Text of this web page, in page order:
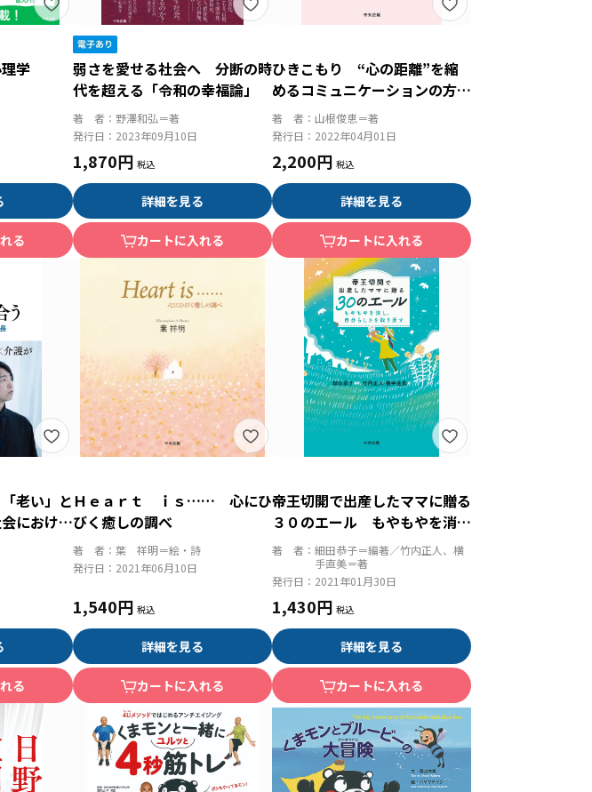
学
る
弱さを愛せる社会へ 分断の時
代を超える「令和の幸福論」
著 者： 野澤和弘＝著
発行日： 2023年09月10日
1,870円
詳細を見る
カートに入れる
ひきこもり “心の距離”を縮
めるコミュニケーションの方
法 改訂版 親も子も楽になる
著 者： 山根俊恵＝著
発行日： 2022年04月01日
2,200円
詳細を見る
カートに入れる
老い」と
における
る
Ｈｅａｒｔ ｉｓ…… 心にひ
びく癒しの調べ
著 者： 葉 祥明＝絵・詩
発行日： 2021年06月10日
1,540円
詳細を見る
カートに入れる
帝王切開で出産したママに贈る
３０のエール もやもやを消
し、自分らしさを取り戻す
著 者： 細田恭子＝編著／竹内正人、横
手直美＝著
発行日： 2021年01月30日
1,430円
詳細を見る
カートに入れる